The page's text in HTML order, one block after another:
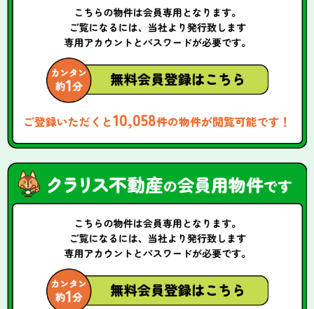
ご登録いただくと10,058件の物件が閲覧可能です！